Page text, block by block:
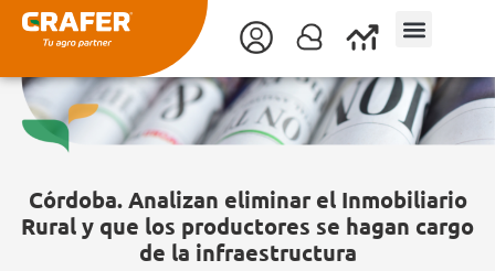
contenido
Córdoba. Analizan eliminar el Inmobiliario
Rural y que los productores se hagan cargo
de la infraestructura